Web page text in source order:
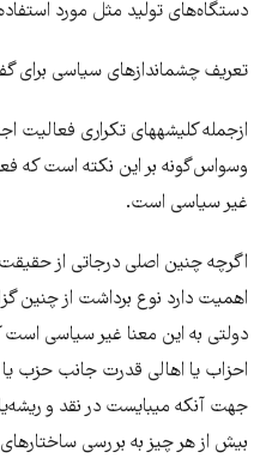
دستگاه‌های تولید مثل مورد استفاده
تعریف چشم­اندازهای سیاسی برای
ازجمله کلیشه­های تکراری فعالیت
وسواس‌گونه بر این نکته است که
غیر سیاسی است.
اگرچه چنین اصلی درجاتی از
اهمیت دارد نوع برداشت از چنین
دولتی به این معنا غیر سیاسی
احزاب یا اهالی قدرت جانب حزب یا
جهت آنکه می­بایست در نقد و
بیش از هر چیز به بررسی ساختارهای